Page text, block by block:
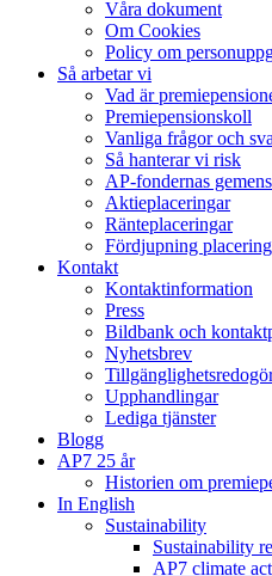
Våra dokument
Om Cookies
Policy om
Så arbetar vi
Vad är
Premiepensionskoll
Vanliga frågor och
Så hanterar vi risk
AP-fondernas
Aktieplaceringar
Ränteplaceringar
Fördjupning
Kontakt
Kontaktinformation
Press
Bildbank och
Nyhetsbrev
Upphandlingar
Lediga tjänster
Blogg
AP7 25 år
Historien om
In English
Sustainability
Sustainability
AP7 climate